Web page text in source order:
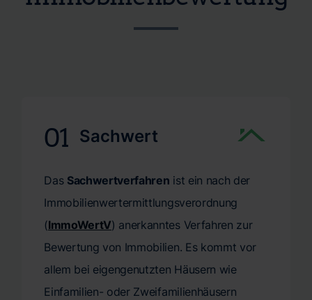
Finanzamt – wir sorgen dafür, dass Sie nicht lange
warten müssen. Wir bei CERTA verstehen, dass eine
01 Sachwert
Das Sachwertverfahren ist ein nach der
Immobilienwertermittlungsverordnung
(ImmoWertV) anerkanntes Verfahren zur
Bewertung von Immobilien. Es kommt vor
allem bei eigengenutzten Häusern wie
Einfamilien- oder Zweifamilienhäusern